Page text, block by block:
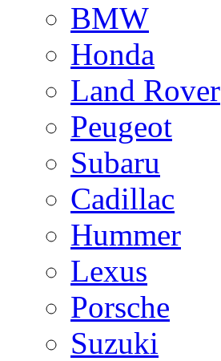
BMW
Honda
Land Rover
Peugeot
Subaru
Cadillac
Hummer
Lexus
Porsche
Suzuki